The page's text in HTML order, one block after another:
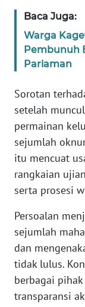
Baca Juga:
Warga
Pembunuh
Pariaman
Sorotan
setelah
permainan
sejumlah
itu mencuat
rangkaian
serta prosesi
Persoalan
sejumlah
dan
tidak lulus.
berbagai
transparansi
WN
NTB
WN
SULTENG
WN
SULBAR
WN
BABEL
WN
SUMBAR
WN
BENGKULU